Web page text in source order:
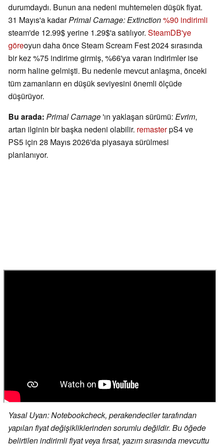
durumdaydı. Bunun ana nedeni muhtemelen düşük fiyat.
31 Mayıs'a kadarPrimal Carnage: Extinction%90 indirimli
steam'de 12.99$ yerine 1.29$'a satılıyor. SteamDB'ye
göreoyun daha önce Steam Scream Fest 2024 sırasında
bir kez %75 indirime girmiş, %66'ya varan indirimler ise
norm haline gelmişti. Bu nedenle mevcut anlaşma, önceki
tüm zamanların en düşük seviyesini önemli ölçüde
düşürüyor.
Bu arada: Primal Carnage'ın yaklaşan sürümü: Evrim,
artan ilginin bir başka nedeni olabilir. remasterpS4 ve
PS5 için 28 Mayıs 2026'da piyasaya sürülmesi
planlanıyor.
Yasal Uyarı: Notebookcheck, perakendeciler tarafından
yapılan fiyat değişikliklerinden sorumlu değildir. Bu öğede
belirtilen indirimli fiyat veya fırsat, yazım sırasında mevcuttu